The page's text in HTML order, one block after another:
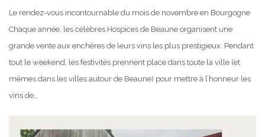
Le rendez-vous incontournable du mois de novembre en Bourgogne
Chaque année, les célèbres Hospices de Beaune organisent une
grande vente aux enchères de leurs vins les plus prestigieux. Pendant
tout le weekend, les festivités prennent place dans toute la ville (et
mêmes dans les villes autour de Beaune) pour mettre à l’honneur les
vins de…